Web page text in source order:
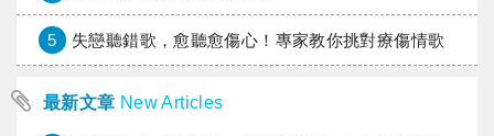
5 失戀聽錯歌，愈聽愈傷心！專家教你挑對療傷情歌
最新文章 New Articles